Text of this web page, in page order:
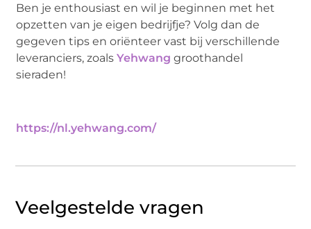
Ben je enthousiast en wil je beginnen met het
opzetten van je eigen bedrijfje? Volg dan de
gegeven tips en oriënteer vast bij verschillende
leveranciers, zoals Yehwang groothandel
sieraden!
https://nl.yehwang.com/
Veelgestelde vragen